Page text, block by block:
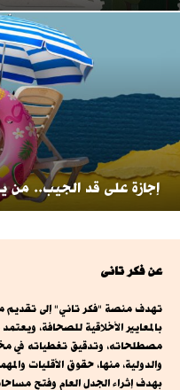
إجازة على قد الجيب.. من
عن فكر تانى
تهدف منصة "فكر تاني" إلى تقديم
بالمعايير الأخلاقية للصحافة،
مصطلحاته، وتدقيق تغطياته في
والدولية، منها، حقوق الأقليات
بهدف إثراء الجدل العام وفتح